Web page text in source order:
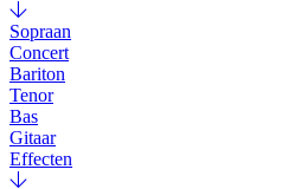
Sopraan
Concert
Bariton
Tenor
Bas
Gitaar
Effecten